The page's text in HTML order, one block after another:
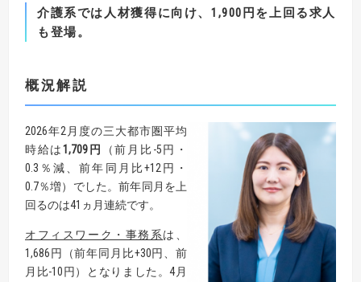
介護系では人材獲得に向け、1,900 円を上回る求人
も登場。
概況解説
2026年2月度の三大都市圏平均
時給は1,709 円
（前月比-5円・
0.3％減、前年同月比+12円・
0.7％増）でした。前年同月を上
回るのは41ヵ月連続です。
オフィスワーク・事務系は、
1,686円（前年同月比+30円、前
月比-10円）となりました。4月